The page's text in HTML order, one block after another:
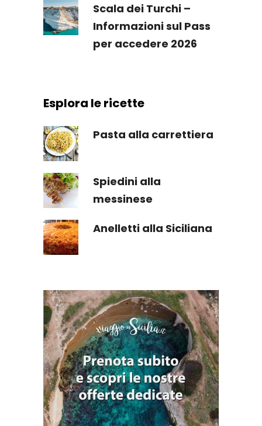
Scala dei Turchi –
Informazioni sul Pass
per accedere 2026
Esplora le ricette
Pasta alla carrettiera
Spiedini alla
messinese
Anelletti alla Siciliana